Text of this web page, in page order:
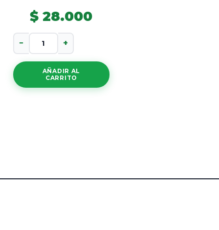
$ 28.000
Salid
− +
AÑADIR AL
CARRITO